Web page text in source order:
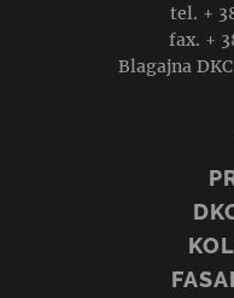
tel. +
fax. +
Blagajna